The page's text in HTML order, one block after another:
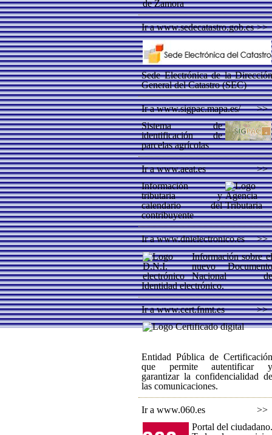
Ir a www.sedecatastro.gob.es >>
Sede Electrónica de la Dirección
General del Catastro (SEC)
Ir a www.sigpac.mapa.es/
>>
Sistema de
identificación de
parcelas agrícolas
Ir a www.aeat.es
>>
Información
tributaria y
calendario del
contribuyente
Ir a www.dnielectronico.es
>>
Información sobre el
nuevo Documento
Nacional de
Identidad electrónico.
Ir a www.cert.fnmt.es >>
Entidad Pública de Certificación
que permite autentificar y
garantizar la confidencialidad de
las comunicaciones.
Ir a www.060.es
>>
Portal del ciudadano.